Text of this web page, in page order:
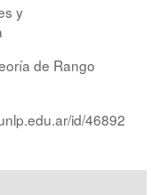
y
de Rango
id/46892